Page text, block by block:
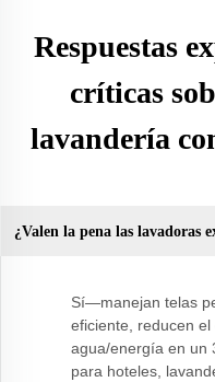
Respuestas
críticas
lavandería
¿Valen la pena las lavadoras
Sí—manejan telas
eficiente, reducen el
agua/energía en un
para hoteles,